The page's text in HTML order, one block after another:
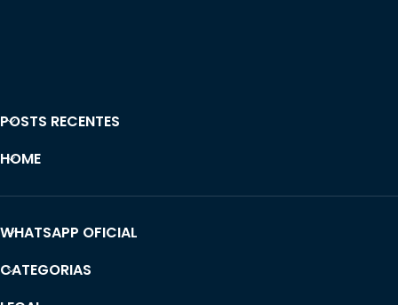
POSTS RECENTES
HOME
WHATSAPP OFICIAL
CATEGORIAS